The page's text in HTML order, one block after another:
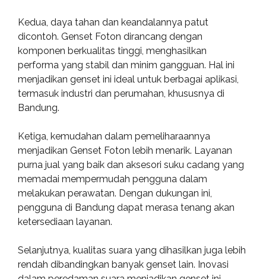
Kedua, daya tahan dan keandalannya patut
dicontoh. Genset Foton dirancang dengan
komponen berkualitas tinggi, menghasilkan
performa yang stabil dan minim gangguan. Hal ini
menjadikan genset ini ideal untuk berbagai aplikasi,
termasuk industri dan perumahan, khususnya di
Bandung.
Ketiga, kemudahan dalam pemeliharaannya
menjadikan Genset Foton lebih menarik. Layanan
purna jual yang baik dan aksesori suku cadang yang
memadai mempermudah pengguna dalam
melakukan perawatan. Dengan dukungan ini,
pengguna di Bandung dapat merasa tenang akan
ketersediaan layanan.
Selanjutnya, kualitas suara yang dihasilkan juga lebih
rendah dibandingkan banyak genset lain. Inovasi